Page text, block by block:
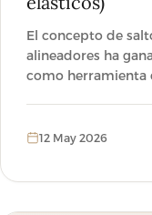
El concepto de
alineadores ha
como herramienta
12 May 2026